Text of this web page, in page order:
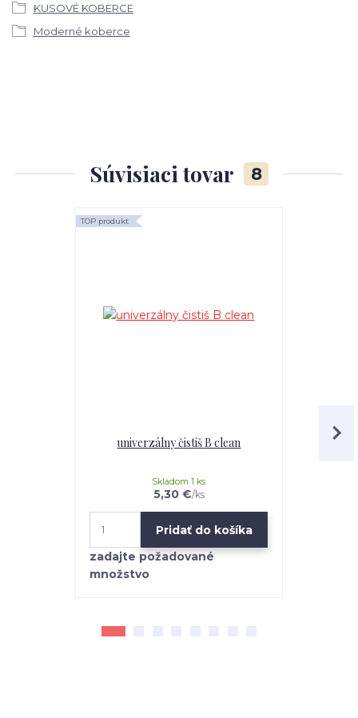
KUSOVÉ KOBERCE
Moderné koberce
Súvisiaci tovar 8
TOP produkt
univerzálny čistiš B clean
5,30 €/ks
Skladom 1 ks
Pridať do košíka